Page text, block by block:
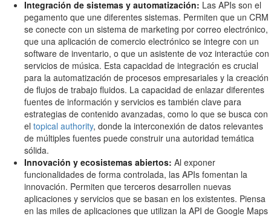
Integración de sistemas y automatización: Las APIs son el
pegamento que une diferentes sistemas. Permiten que un CRM
se conecte con un sistema de marketing por correo electrónico,
que una aplicación de comercio electrónico se integre con un
software de inventario, o que un asistente de voz interactúe con
servicios de música. Esta capacidad de integración es crucial
para la automatización de procesos empresariales y la creación
de flujos de trabajo fluidos. La capacidad de enlazar diferentes
fuentes de información y servicios es también clave para
estrategias de contenido avanzadas, como lo que se busca con
el topical authority, donde la interconexión de datos relevantes
de múltiples fuentes puede construir una autoridad temática
sólida.
Innovación y ecosistemas abiertos: Al exponer
funcionalidades de forma controlada, las APIs fomentan la
innovación. Permiten que terceros desarrollen nuevas
aplicaciones y servicios que se basan en los existentes. Piensa
en las miles de aplicaciones que utilizan la API de Google Maps